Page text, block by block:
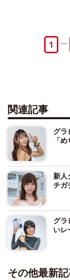
1 …
関連記事
グラ
「
新人
チガ
グラ
いレ
その他最新